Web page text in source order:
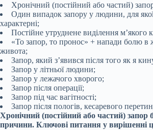
Хронічний (постійний або частий)
Один випадок запору у людини, для
характерні;
Постійне утруднене виділення м’якого
«То запор, то пронос» + напади болю в
живота;
Запор, який з’явився після того як я
Запор у літньої людини;
Запор у лежачого хворого;
Запор після операції;
Запор під час вагітності;
Запор після пологів, кесаревого
Хронічний (постійний або частий) запор
причини. Ключові питання у вирішенні